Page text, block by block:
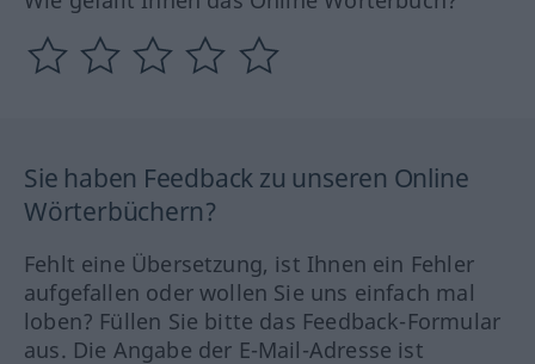
Sie haben Feedback zu unseren Online
Wörterbüchern?
Fehlt eine Übersetzung, ist Ihnen ein Fehler
aufgefallen oder wollen Sie uns einfach mal
loben? Füllen Sie bitte das Feedback-Formular
aus. Die Angabe der E-Mail-Adresse ist